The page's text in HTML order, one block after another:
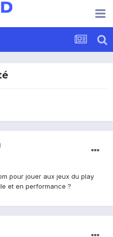
pour jouer aux jeux du play
et en performance ?